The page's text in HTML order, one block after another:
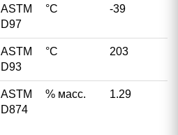
ASTM
D97
°С -39
ASTM
D93
°С 203
ASTM
D874
% масс. 1.29